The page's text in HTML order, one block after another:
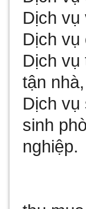
Dịch vụ
Dịch vụ
Dịch vụ
tận
Dịch
sinh
nghiệp.